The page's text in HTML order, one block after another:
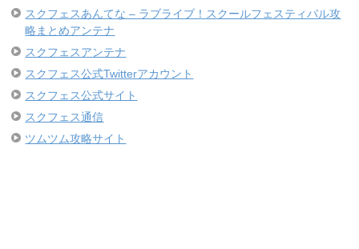
スクフェスあんてな – ラブライブ！スクールフェスティバル攻
略まとめアンテナ
スクフェスアンテナ
スクフェス公式Twitterアカウント
スクフェス公式サイト
スクフェス通信
ツムツム攻略サイト